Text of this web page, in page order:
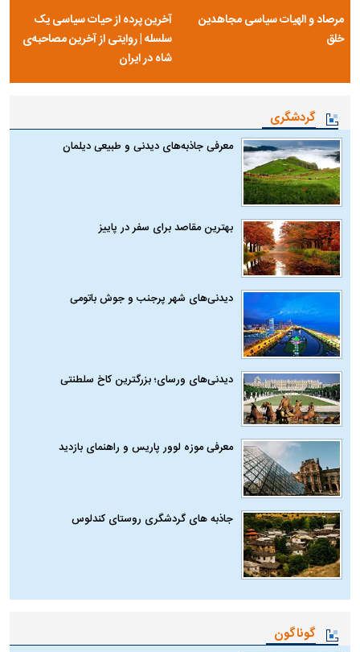
مرصاد و الهیات سیاسی مجاهدین
خلق
آخرین پرده از حیات سیاسی یک
سلسله | روایتی از آخرین مصاحبه‌ی
شاه در ایران
گردشگری
معرفی جاذبه‌های دیدنی و طبیعی دیلمان
بهترین مقاصد برای سفر در پاییز
دیدنی‌های شهر پرجنب و جوش باتومی
دیدنی‌های ورسای؛ بزرگترین کاخ سلطنتی
معرفی موزه لوور پاریس و راهنمای بازدید
جاذبه های گردشگری روستای کندلوس
گوناگون